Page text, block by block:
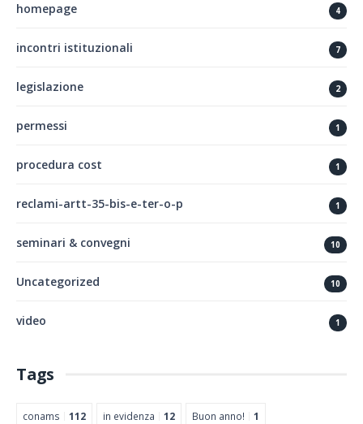
homepage 4
incontri istituzionali 7
legislazione 2
permessi 1
procedura cost 1
reclami-artt-35-bis-e-ter-o-p 1
seminari & convegni 10
Uncategorized 10
video 1
Tags
conams 112 in evidenza 12 Buon anno! 1